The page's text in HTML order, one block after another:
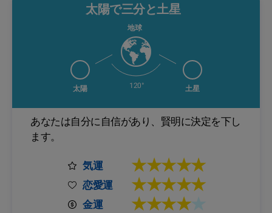
太陽で三分と土星
地球
太陽 土星
120°
あなたは自分に自信があり、賢明に決定を下し
ます。
気運
★★★★★
恋愛運 ★★★★★
金運 ★★★★★